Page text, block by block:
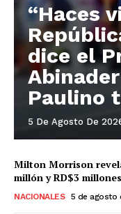
“Haces
dice el
Paulino
5 De Agosto De
Milton Morrison
millón y RD$3
NACIONALES 5 de agosto